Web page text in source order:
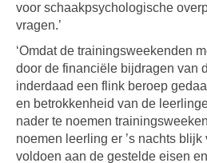
voor schaakpsychologische
vragen.’
‘Omdat de trainingsweekenden
door de financiële bijdragen van
inderdaad een flink beroep
en betrokkenheid van de
nader te noemen
noemen leerling er ’s nachts
voldoen aan de gestelde eisen